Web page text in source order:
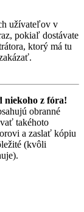
užívateľov v
pokiaľ dostávate
ktorý má tu
niekoho z fóra!
obranné
takéhoto
a zaslať kópiu
(kvôli